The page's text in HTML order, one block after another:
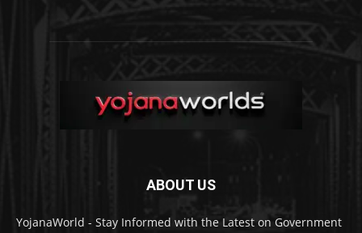
ABOUT US
YojanaWorld - Stay Informed with the Latest on Government